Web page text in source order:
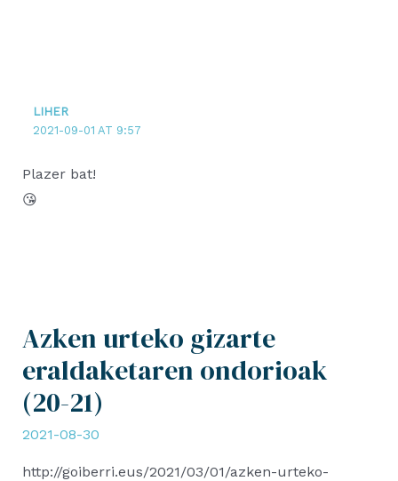
LIHER
2021-09-01 AT 9:57
Plazer bat!
😘
Azken urteko gizarte
eraldaketaren ondorioak
(20-21)
2021-08-30
http://goiberri.eus/2021/03/01/azken-urteko-